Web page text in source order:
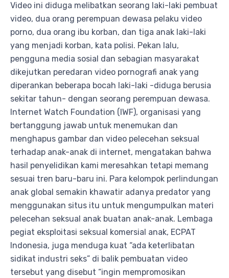
Video ini diduga melibatkan seorang laki-laki pembuat
video, dua orang perempuan dewasa pelaku video
porno, dua orang ibu korban, dan tiga anak laki-laki
yang menjadi korban, kata polisi. Pekan lalu,
pengguna media sosial dan sebagian masyarakat
dikejutkan peredaran video pornografi anak yang
diperankan beberapa bocah laki-laki -diduga berusia
sekitar tahun- dengan seorang perempuan dewasa.
Internet Watch Foundation (IWF), organisasi yang
bertanggung jawab untuk menemukan dan
menghapus gambar dan video pelecehan seksual
terhadap anak-anak di internet, mengatakan bahwa
hasil penyelidikan kami meresahkan tetapi memang
sesuai tren baru-baru ini. Para kelompok perlindungan
anak global semakin khawatir adanya predator yang
menggunakan situs itu untuk mengumpulkan materi
pelecehan seksual anak buatan anak-anak. Lembaga
pegiat eksploitasi seksual komersial anak, ECPAT
Indonesia, juga menduga kuat “ada keterlibatan
sidikat industri seks” di balik pembuatan video
tersebut yang disebut “ingin mempromosikan